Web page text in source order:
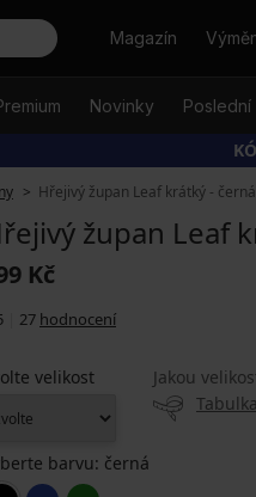
HledatMagazín
Novinky Poslední
Hřejivý župan Leaf krátký - černá
župan Leaf
Kč
27 hodnocení
velikost
Jakou
barvu: černá